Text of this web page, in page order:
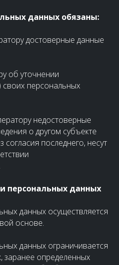
данных обязаны:
достоверные данные
об уточнении
персональных
недостоверные
о другом субъекте
последнего, несут
персональных данных
данных осуществляется
основе.
данных ограничивается
заранее определенных